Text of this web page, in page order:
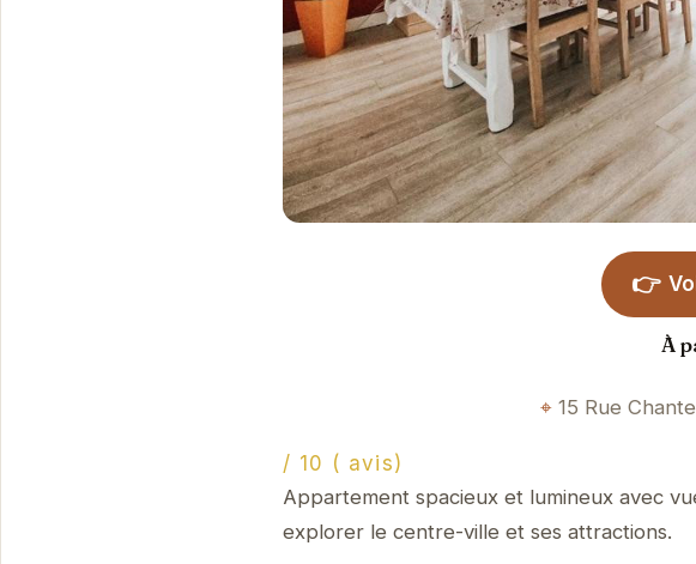
👉
À
15 Rue
/ 10 ( avis)
Appartement spacieux et lumineux avec
explorer le centre-ville et ses attractions.